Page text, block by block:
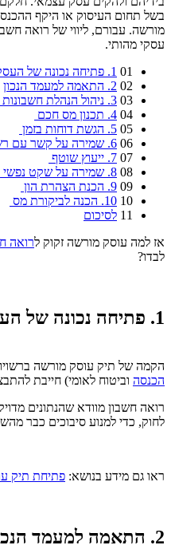
01 1. פתיחה נכונה של העסק
02 2. התאמה למעמד הנכון
03 3. ניהול הנהלת חשבונות תקין
04 4. תכנון מס חכם
05 5. הגשת דוחות בזמן
06 6. שמירה על קשר עם רשויות המס
07 7. ייעוץ שוטף
08 8. שמירה על שקט נפשי
09 9. הכנת הצהרת הון
10 10. הכנה לביקורת מס
11 לסיכום
אז למה עוסק מורשה זקוק לרואה
לבדו?
1. פתיחה נכונה של העסק
הקמה של תיק עוסק מורשה
הכנסה וביטוח לאומי) חייבת
רואה חשבון מוודא שהנתונים
לחוק, כדי למנוע סיבוכים כבר
ראו גם מידע בנושא: פתיחת תיק
2. התאמה למעמד הנכון